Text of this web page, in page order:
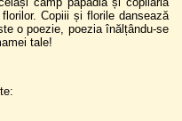
Copiii și florile dansează
o poezie, poezia înălțându-se
tale!